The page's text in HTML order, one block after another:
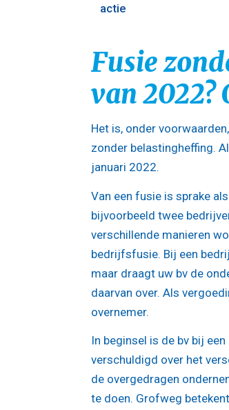
actie
Fusie
van 2022?
Het is, onder
zonder belastingheffing.
januari 2022.
Van een fusie is sprake
bijvoorbeeld twee
verschillende manieren
bedrijfsfusie. Bij een
maar draagt uw bv de
daarvan over. Als
overnemer.
In beginsel is de bv bij
verschuldigd over het
de overgedragen
te doen. Grofweg